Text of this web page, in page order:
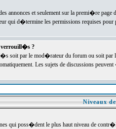
annonces et seulement sur la premi�re
qui d�termine les permissions requises pour
verrouill�s ?
soit par le mod�rateur du forum ou soit par
Les sujets de discussions
Niveaux
qui poss�dent le plus haut niveau de